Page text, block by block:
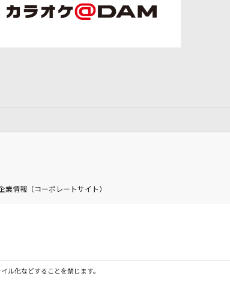
業情報（コーポレートサイト）
ル化などすることを禁じます。